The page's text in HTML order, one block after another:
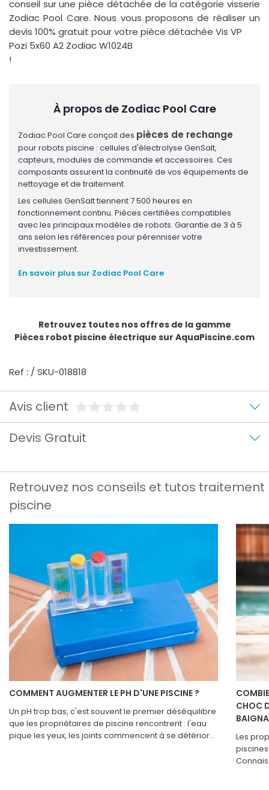
conseil sur une pièce détachée de la catégorie visserie
Zodiac Pool Care. Nous vous proposons de réaliser un
devis 100% gratuit pour votre pièce détachée Vis VP
Pozi 5x60 A2 Zodiac W1024B
!
À propos de Zodiac Pool Care
Zodiac Pool Care conçoit des pièces de rechange
pour robots piscine : cellules d'électrolyse GenSalt,
capteurs, modules de commande et accessoires. Ces
composants assurent la continuité de vos équipements de
nettoyage et de traitement.
Les cellules GenSalt tiennent 7 500 heures en
fonctionnement continu. Pièces certifiées compatibles
avec les principaux modèles de robots. Garantie de 3 à 5
ans selon les références pour pérenniser votre
investissement.
En savoir plus sur Zodiac Pool Care
Retrouvez toutes nos offres de la gamme
Pièces robot piscine électrique sur AquaPiscine.com
Ref : / SKU-018818
Avis client
Devis Gratuit
Retrouvez nos conseils et tutos traitement
piscine
COMMENT AUGMENTER LE PH D'UNE PISCINE ?
Un pH trop bas, c'est souvent le premier déséquilibre
que les propriétaires de piscine rencontrent : l'eau
pique les yeux, les joints commencent à se détériorer
CHOC
Les